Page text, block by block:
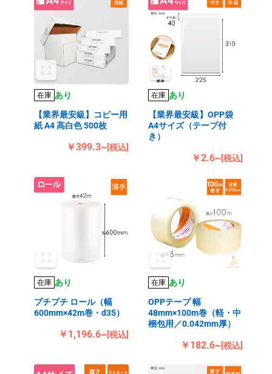
在庫 あり
【業界最安級】コピー用
紙 A4 高白色 500枚
￥399.3~[税込]
在庫 あり
【業界最安級】OPP袋
A4サイズ（テープ付
き）
￥2.6~[税込]
在庫 あり
プチプチ ロール（幅
600mm×42m巻・d35）
￥1,196.6~[税込]
在庫 あり
OPPテープ 幅
48mm×100m巻（軽・中
梱包用／0.042mm厚）
￥182.6~[税込]